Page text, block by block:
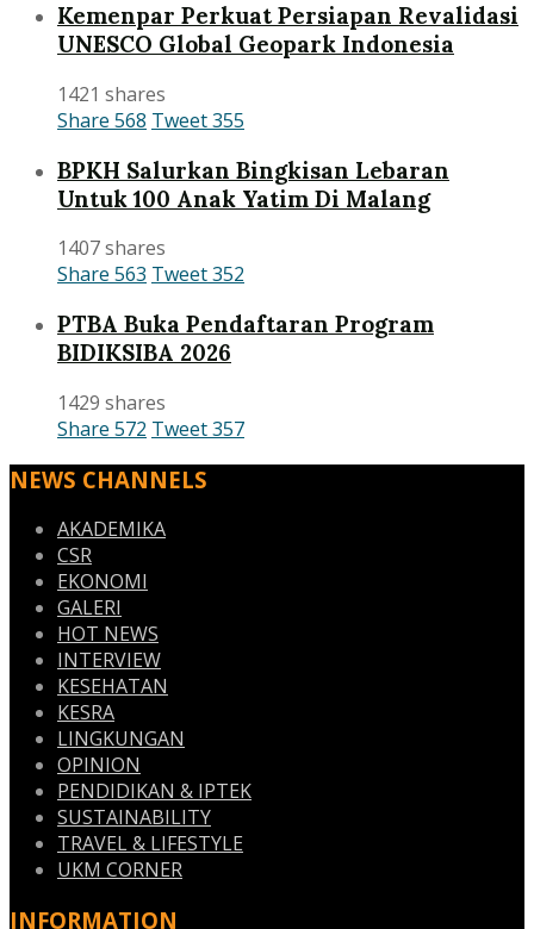
Kemenpar Perkuat Persiapan Revalidasi
UNESCO Global Geopark Indonesia
1421 shares
Share 568 Tweet355
BPKH Salurkan Bingkisan Lebaran
Untuk 100 Anak Yatim Di Malang
1407 shares
Share 563 Tweet352
PTBA Buka Pendaftaran Program
BIDIKSIBA 2026
1429 shares
Share 572 Tweet357
NEWS CHANNELS
AKADEMIKA
CSR
EKONOMI
GALERI
HOT NEWS
INTERVIEW
KESEHATAN
KESRA
LINGKUNGAN
OPINION
PENDIDIKAN & IPTEK
SUSTAINABILITY
TRAVEL & LIFESTYLE
UKM CORNER
INFORMATION